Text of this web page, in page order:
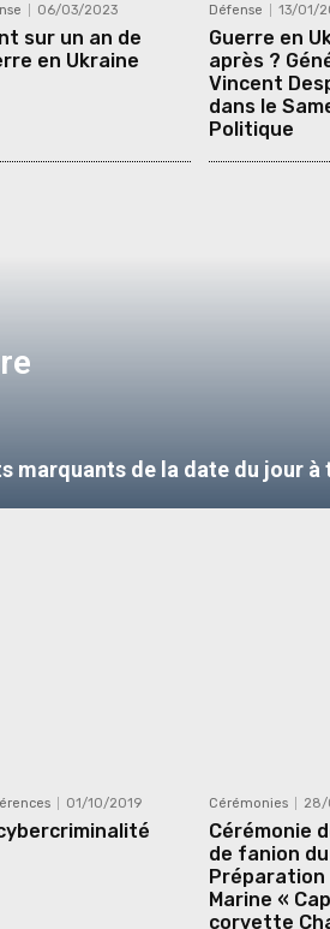
06/03/2023
sur un an de
en Ukraine
Défense 13/01/
Guerre en
après ?
Vincent
dans le
Politique
marquants de la date du jour
01/10/2019 Cérémonies 28/
Cérémonie
de fanion
Marine «
corvette